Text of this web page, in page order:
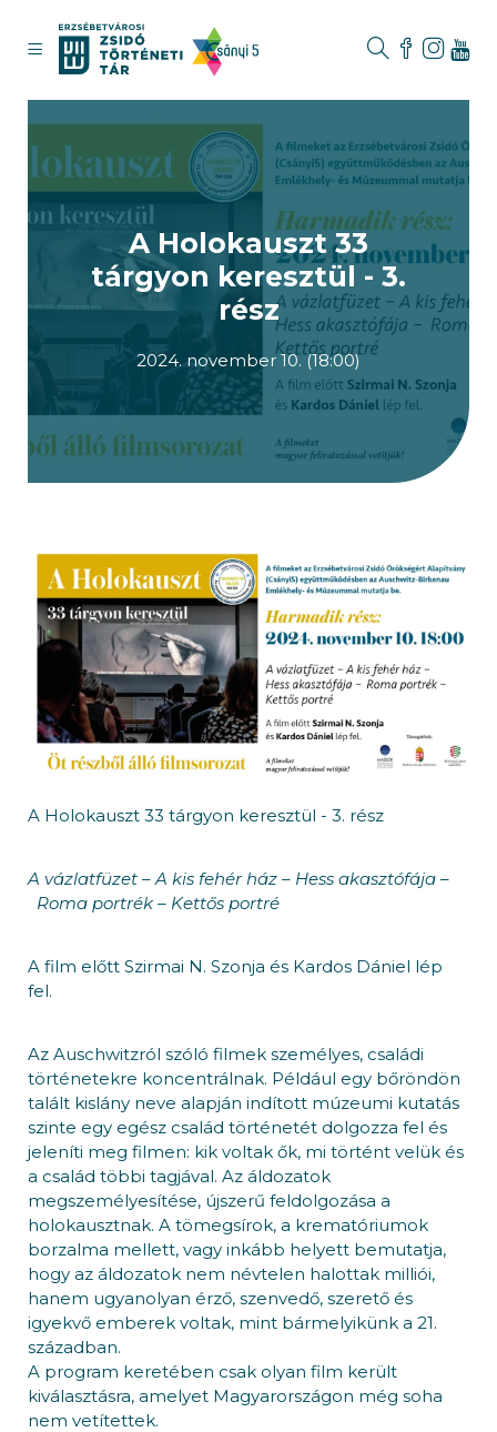
A Holokauszt 33
tárgyon keresztül - 3.
rész
2024. november 10. (18:00)
A Holokauszt 33 tárgyon keresztül - 3. rész
A vázlatfüzet – A kis fehér ház – Hess akasztófája –
Roma portrék – Kettős portré
A film előtt Szirmai N. Szonja és Kardos Dániel lép
fel.
Az Auschwitzról szóló filmek személyes, családi
történetekre koncentrálnak. Például egy bőröndön
talált kislány neve alapján indított múzeumi kutatás
szinte egy egész család történetét dolgozza fel és
jeleníti meg filmen: kik voltak ők, mi történt velük és
a család többi tagjával. Az áldozatok
megszemélyesítése, újszerű feldolgozása a
holokausztnak. A tömegsírok, a krematóriumok
borzalma mellett, vagy inkább helyett bemutatja,
hogy az áldozatok nem névtelen halottak milliói,
hanem ugyanolyan érző, szenvedő, szerető és
igyekvő emberek voltak, mint bármelyikünk a 21.
században.
A program keretében csak olyan film került
kiválasztásra, amelyet Magyarországon még soha
nem vetítettek.